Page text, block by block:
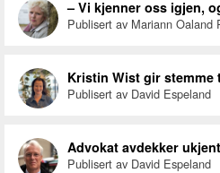
– Vi kjenner oss igjen,
Publisert av Mariann Oaland
Kristin Wist gir stemme
Publisert av David Espeland
Advokat avdekker
Publisert av David Espeland